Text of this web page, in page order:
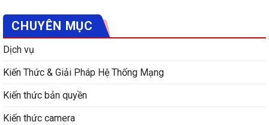
CHUYÊN MỤC
Dịch vụ
Kiến Thức & Giải Pháp Hệ Thống Mạng
Kiến thức bản quyền
Kiến thức camera